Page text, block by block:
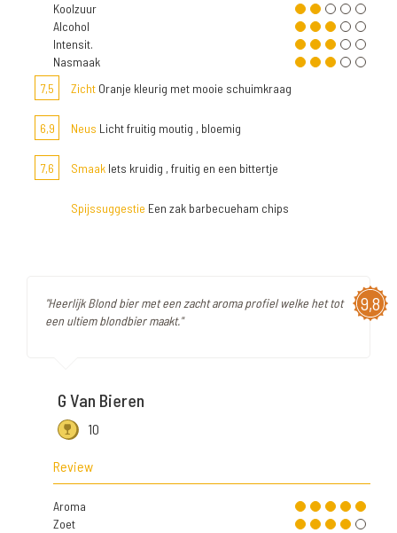
Koolzuur
Alcohol
Intensit.
Nasmaak
7,5
Zicht Oranje kleurig met mooie schuimkraag
6,9 Neus Licht fruitig moutig , bloemig
7,6 Smaak Iets kruidig , fruitig en een bittertje
Spijssuggestie Een zak barbecueham chips
9,8
"Heerlijk Blond bier met een zacht aroma profiel welke het tot
een ultiem blondbier maakt."
G Van Bieren
10
Review
Aroma
Zoet